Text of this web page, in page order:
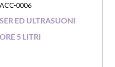
0006
ED ULTRASUONI
5 LITRI